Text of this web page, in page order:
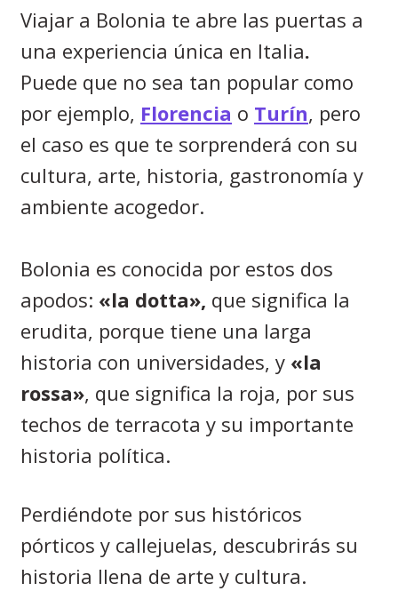
Viajar a Bolonia te abre las puertas a
una experiencia única en Italia.
Puede que no sea tan popular como
por ejemplo, Florencia o Turín, pero
el caso es que te sorprenderá con su
cultura, arte, historia, gastronomía y
ambiente acogedor.
Bolonia es conocida por estos dos
apodos: «la dotta», que significa la
erudita, porque tiene una larga
historia con universidades, y «la
rossa», que significa la roja, por sus
techos de terracota y su importante
historia política.
Perdiéndote por sus históricos
pórticos y callejuelas, descubrirás su
historia llena de arte y cultura.